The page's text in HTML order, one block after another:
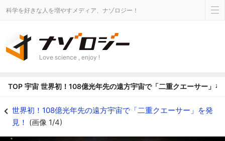
科学を好きな人を増やすメディア、ナゾロジー！
Love science , enjoy !
TOP 宇宙 世界初！108億光年先の遠方宇宙で「二重クエーサー」を
世界初！108億光年先の遠方宇宙で「二重クエーサー」を発
見！ (画像 1/4)